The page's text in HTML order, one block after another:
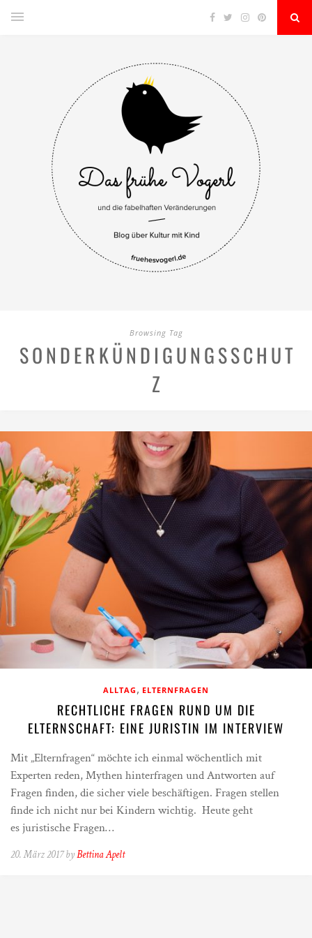
Browsing Tag
SONDERKÜNDIGUNGSSCHUT
Z
ALLTAG , ELTERNFRAGEN
RECHTLICHE FRAGEN RUND UM DIE
ELTERNSCHAFT: EINE JURISTIN IM INTERVIEW
Mit „Elternfragen“ möchte ich einmal wöchentlich mit
Experten reden, Mythen hinterfragen und Antworten auf
Fragen finden, die sicher viele beschäftigen. Fragen stellen
finde ich nicht nur bei Kindern wichtig. Heute geht
es juristische Fragen…
20. März 2017 byBettina Apelt